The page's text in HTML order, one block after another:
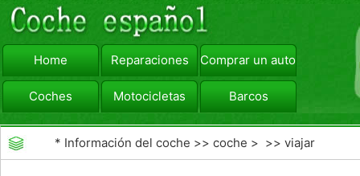
Home Reparaciones Comprar un automóvil
Coches Motocicletas Barcos
viajar Camiones
* Información del coche >>coche > >>viajar